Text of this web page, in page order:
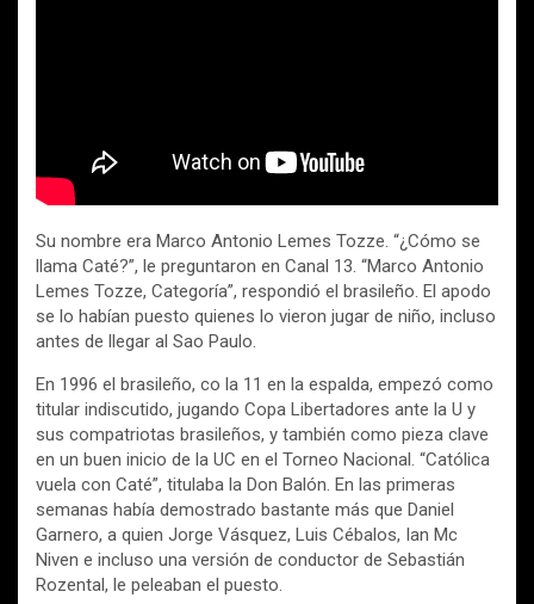
Su nombre era Marco Antonio Lemes Tozze. “¿Cómo se
llama Caté?”, le preguntaron en Canal 13. “Marco Antonio
Lemes Tozze, Categoría”, respondió el brasileño. El apodo
se lo habían puesto quienes lo vieron jugar de niño, incluso
antes de llegar al Sao Paulo.
En 1996 el brasileño, co la 11 en la espalda, empezó como
titular indiscutido, jugando Copa Libertadores ante la U y
sus compatriotas brasileños, y también como pieza clave
en un buen inicio de la UC en el Torneo Nacional. “Católica
vuela con Caté”, titulaba la Don Balón. En las primeras
semanas había demostrado bastante más que Daniel
Garnero, a quien Jorge Vásquez, Luis Cébalos, Ian Mc
Niven e incluso una versión de conductor de Sebastián
Rozental, le peleaban el puesto.